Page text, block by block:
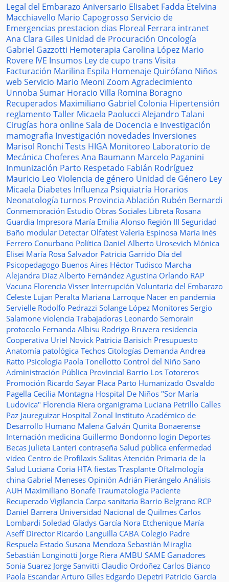
Legal del Embarazo Aniversario Elisabet Fadda Etelvina
Macchiavello Mario Capogrosso Servicio de
Emergencias prestacion dias Floreal Ferrara intranet
Ana Clara Giles Unidad de Procuración Oncología
Gabriel Gazzotti Hemoterapia Carolina López Mario
Rovere IVE Insumos Ley de cupo trans Visita
Facturación Marilina Espila Homenaje Quirófano Niños
web Servicio Mario Meoni Zoom Agradecimiento
Unnoba Sumar Horacio Villa Romina Boragno
Recuperados Maximiliano Gabriel Colonia Hipertensión
reglamento Taller Micaela Paolucci Alejandro Talani
Cirugías hora onlineSala de Docencia e Investigación
mamografia Investigación novedades Inversiones
Marisol Ronchi Tests HIGA Monitoreo Laboratorio de
Mecánica Choferes Ana Baumann Marcelo Paganini
Inmunización Parto Respetado Fabián Rodríguez
Mauricio Leo Violencia de género Unidad de Género Ley
Micaela Diabetes Influenza Psiquiatría Horarios
Neonatología turnos Provincia Ablación Rubén Bernardi
Conmemoración Estudio Obras Sociales Libreta Rosana
Guardia Impresora María Emilia Alonso Región III Seguridad
Baño modular Detectar Olfatest Valeria Espinosa María Inés
Ferrero Conurbano Política Daniel Alberto Urosevich Mónica
Elisei María Rosa Salvador Patricia Garrido Día del
Psicopedagogo Buenos Aires Héctor Tudisco Marcha
Alejandra Díaz Alberto Fernández Agustina Orlando RAP
Vacuna Florencia Visser Interrupción Voluntaria del Embarazo
Celeste Lujan Peralta Mariana Larroque Nacer en pandemia
Servielle Rodolfo Pedrazzi Solange López Monitores Sergio
Salamone violencia Trabajadoras Leonardo Semorain
protocolo Fernanda Albisu Rodrigo Bruvera residencia
Cooperativa Uriel Novick Patricia Barisich Presupuesto
Anatomía patológica Techos Citologías Demanda Andrea
Ratto Psicología Paola Tonellotto Control del Niño Sano
Administración Pública Provincial Barrio Los Totoreros
Promoción Ricardo Sayar Placa Parto Humanizado Osvaldo
Pagella Cecilia Montagna Hospital De Niños "Sor María
Ludovica" Florencia Riera organigrama Luciana Petrillo Calles
Paz Jaureguizar Hospital Zonal Instituto Académico de
Desarrollo Humano Malena Galván Qunita Bonaerense
Internación medicina Guillermo Bondonno login Deportes
Becas Julieta Lanteri contraseña Salud pública enfermedad
video Centro de Profilaxis Salitas Atención Primaria de la
Salud Luciana Coria HTA fiestas Trasplante Oftalmología
china Gabriel Meneses Opinión Adrián Pierángelo Análisis
AUH Maximiliano Bonafé Traumatología Paciente
Recuperado Vigilancia Carpa sanitaria Barrio Belgrano RCP
Daniel Barrera Universidad Nacional de Quilmes Carlos
Lombardi Soledad Gladys García Nora Etchenique María
Aseff Director Ricardo Languilla CABA Colegio Padre
Respuela Estado Susana Mendoza Sebastián Miraglia
Sebastián Longinotti Jorge Riera AMBU SAME Ganadores
Sonia Suarez Jorge Sanvitti Claudio Ordoñez Carlos Bianco
Paola Escandar Arturo Giles Edgardo Depetri Patricio García